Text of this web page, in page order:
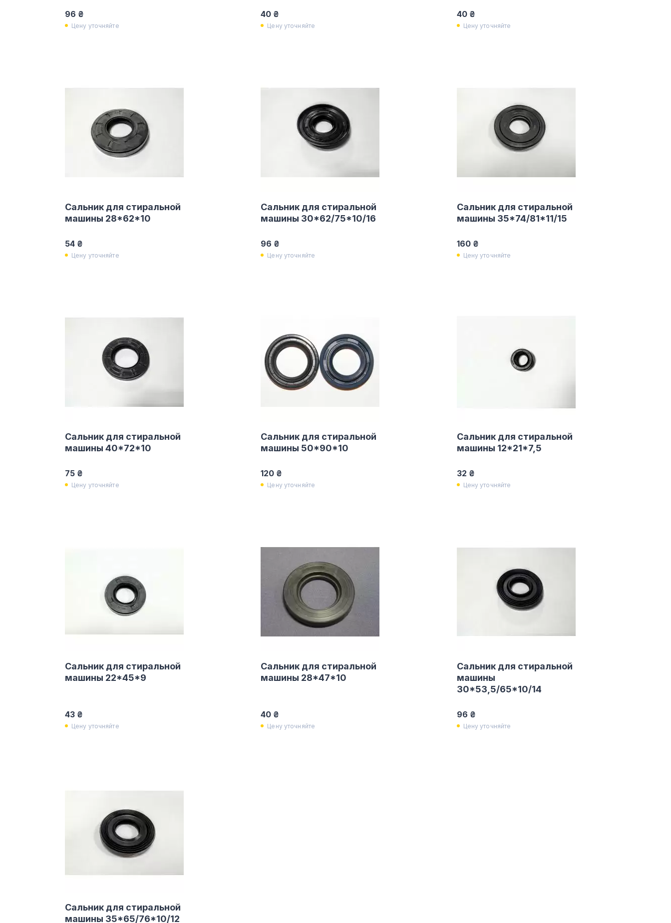
96 ₴
Цену уточняйте
40 ₴
Цену уточняйте
40 ₴
Цену уточняйте
Сальник для стиральной
машины 28*62*10
54 ₴
Цену уточняйте
Сальник для стиральной
машины 30*62/75*10/16
96 ₴
Цену уточняйте
Сальник для стиральной
машины 35*74/81*11/15
160 ₴
Цену уточняйте
Сальник для стиральной
машины 40*72*10
75 ₴
Цену уточняйте
Сальник для стиральной
машины 50*90*10
120 ₴
Цену уточняйте
Сальник для стиральной
машины 12*21*7,5
32 ₴
Цену уточняйте
Сальник для стиральной
машины 22*45*9
43 ₴
Цену уточняйте
Сальник для стиральной
машины 28*47*10
40 ₴
Цену уточняйте
Сальник для стиральной
машины
30*53,5/65*10/14
96 ₴
Цену уточняйте
Сальник для стиральной
машины 35*65/76*10/12